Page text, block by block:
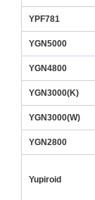
YPF781
YGN5000
YGN4800
YGN3000(K)
YGN3000(W)
YGN2800
Yupiroid